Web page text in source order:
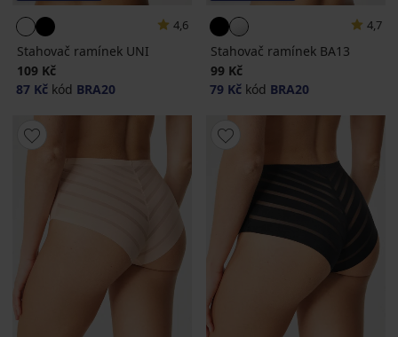
4,6
Stahovač ramínek UNI
109 Kč
87 Kč kód BRA20
4,7
Stahovač ramínek BA13
99 Kč
79 Kč kód BRA20